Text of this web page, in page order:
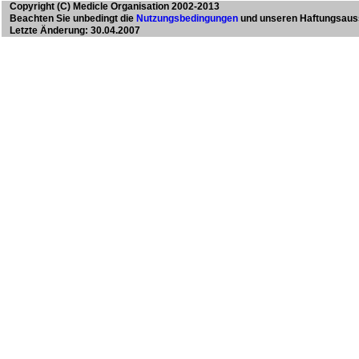
Copyright (C) Medicle Organisation 2002-2013
Beachten Sie unbedingt die Nutzungsbedingungen und unseren
Letzte Änderung: 30.04.2007